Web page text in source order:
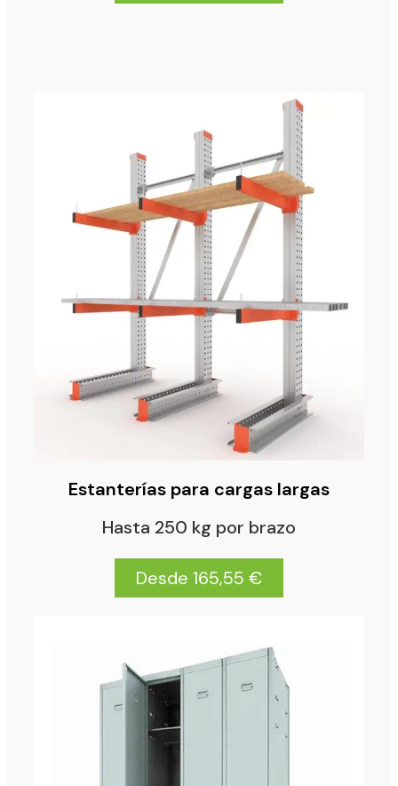
Estanterías para cargas largas
Hasta 250 kg por brazo
Desde 165,55 €